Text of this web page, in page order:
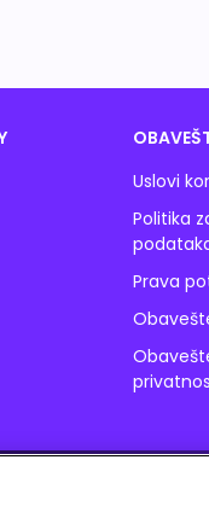
Uslovi
Politika
Prava